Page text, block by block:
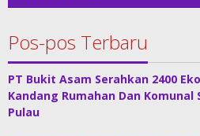
Pos-pos Terbaru
PT Bukit Asam Serahkan 2400
Kandang Rumahan Dan Komunal
Pulau